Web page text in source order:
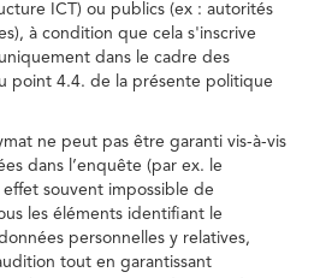
ICT) ou publics (ex : autorités
à condition que cela s'inscrive
dans le cadre des
point 4.4. de la présente politique
ne peut pas être garanti vis-à-vis
dans l’enquête (par ex. le
souvent impossible de
les éléments identifiant le
personnelles y relatives,
tout en garantissant